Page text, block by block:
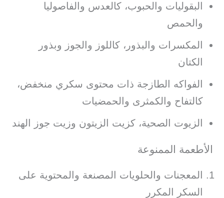
البقوليات والحبوب، كالعدس والفاصوليا
والحمص
المكسرات والبذور، كاللوز والجوز وبذور
الكتان
الفواكه الطازجة ذات محتوى سكري منخفض،
كالتفاح والكمثرى والحمضيات
الزيوت الصحية، كزيت الزيتون وزيت جوز الهند
الأطعمة الممنوعة
المعجنات والحلويات المصنعة والمحتوية على
السكر المكرر